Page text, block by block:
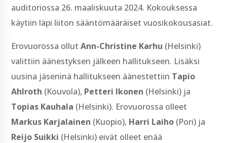
auditoriossa 26. maaliskuuta 2024. Kokouksessa
käytiin läpi liiton sääntömääräiset vuosikokousasiat.
Erovuorossa ollutAnn-Christine Karhu (Helsinki)
valittiin äänestyksen jälkeen hallitukseen. Lisäksi
uusina jäseninä hallitukseen äänestettiin Tapio
Ahlroth (Kouvola), Petteri Ikonen (Helsinki) ja
Topias Kauhala (Helsinki). Erovuorossa olleet
Markus Karjalainen (Kuopio), Harri Laiho (Pori) ja
Reijo Suikki (Helsinki) eivät olleet enää